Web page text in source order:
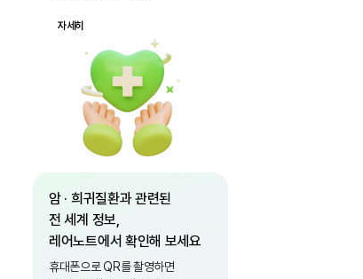
자세히
암 · 희귀질환과 관련된
전 세계 정보,
레어노트에서 확인해 보세요
휴대폰으로 QR를 촬영하면